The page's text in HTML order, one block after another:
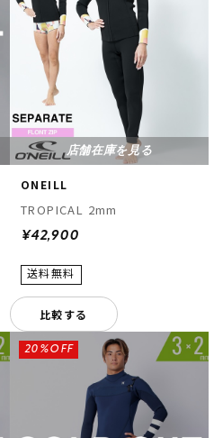
店舗在庫を見る
ONEILL
TROPICAL 2mm
¥42,900
比較する
20%OFF